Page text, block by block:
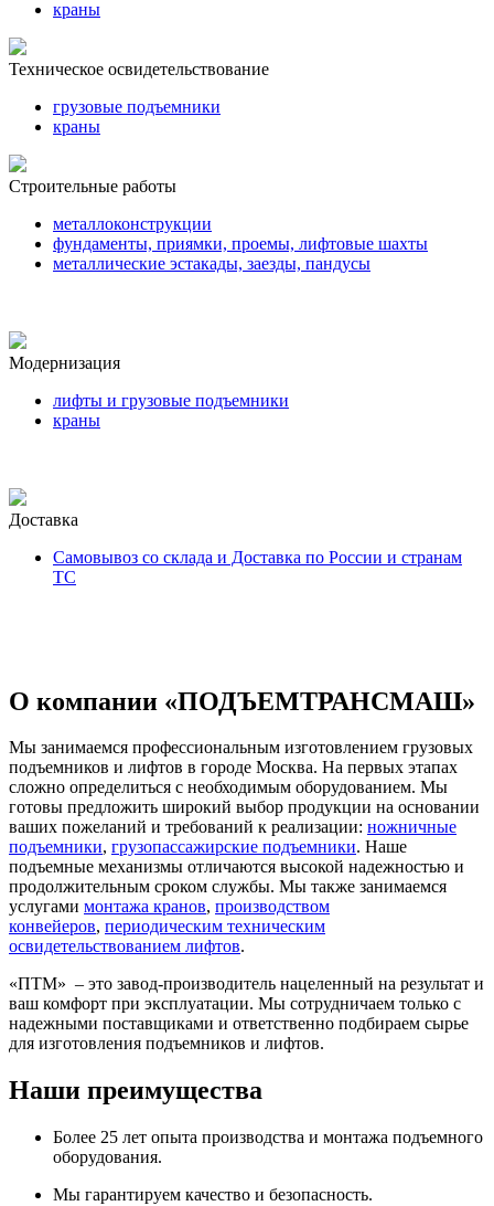
краны
Техническое освидетельствование
грузовые подъемники
краны
Строительные работы
металлоконструкции
фундаменты, приямки, проемы, лифтовые шахты
металлические эстакады, заезды, пандусы
Модернизация
лифты и грузовые подъемники
краны
Доставка
Самовывоз со склада и Доставка по России и странам
ТС
О компании «ПОДЪЕМТРАНСМАШ»
Мы занимаемся профессиональным изготовлением грузовых
подъемников и лифтов в городе Москва. На первых этапах
сложно определиться с необходимым оборудованием. Мы
готовы предложить широкий выбор продукции на основании
ваших пожеланий и требований к реализации: ножничные
подъемники, грузопассажирские подъемники. Наше
подъемные механизмы отличаются высокой надежностью и
продолжительным сроком службы. Мы также занимаемся
услугами монтажа кранов, производством
конвейеров, периодическим техническим
освидетельствованием лифтов.
«ПТМ» – это завод-производитель нацеленный на результат и
ваш комфорт при эксплуатации. Мы сотрудничаем только с
надежными поставщиками и ответственно подбираем сырье
для изготовления подъемников и лифтов.
Наши преимущества
Более 25 лет опыта производства и монтажа подъемного
оборудования.
Мы гарантируем качество и безопасность.